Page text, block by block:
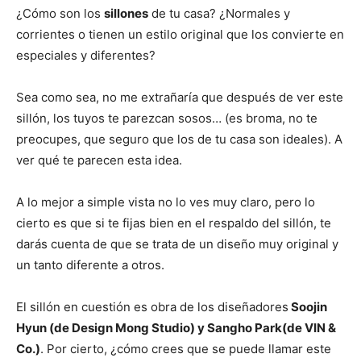
¿Cómo son los sillones de tu casa? ¿Normales y
corrientes o tienen un estilo original que los convierte en
especiales y diferentes?
Sea como sea, no me extrañaría que después de ver este
sillón, los tuyos te parezcan sosos… (es broma, no te
preocupes, que seguro que los de tu casa son ideales). A
ver qué te parecen esta idea.
A lo mejor a simple vista no lo ves muy claro, pero lo
cierto es que si te fijas bien en el respaldo del sillón, te
darás cuenta de que se trata de un diseño muy original y
un tanto diferente a otros.
El sillón en cuestión es obra de los diseñadores Soojin
Hyun (de Design Mong Studio) y Sangho Park(de VIN &
Co.). Por cierto, ¿cómo crees que se puede llamar este